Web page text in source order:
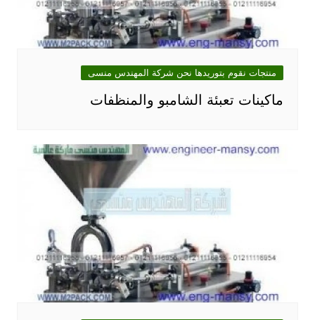
منتجات نقوم بتوريدها نحن شركة المهندس منسى
ماكينات تعبئة الشامبو والمنظفات